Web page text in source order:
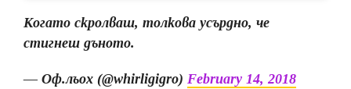
Когато скролваш, толкова усърдно, че
стигнеш дъното.
— Оф.льох (@whirligigro) February 14, 2018